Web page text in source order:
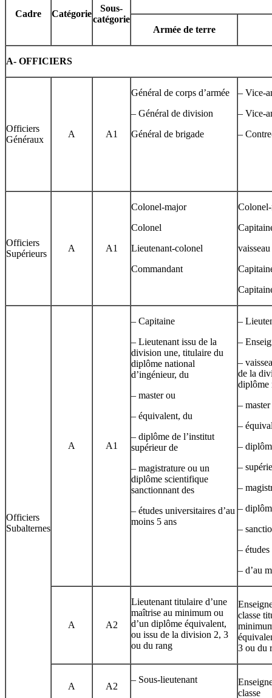
Cadre Catégorie
Sous-
catégorie
Armée de terre
A- OFFICIERS
Officiers
Généraux
A A1
Général de corps d’armée
– Général de division
Général de brigade
– Vice-
– Vice-
–
Officiers
Supérieurs
A A1
Colonel-major
Colonel
Lieutenant-colonel
Commandant
vaisseau
Officiers
Subalternes
A A1
– Capitaine
– Lieutenant issu de la
division une, titulaire du
diplôme national
d’ingénieur, du
– master ou
– équivalent, du
– diplôme de l’institut
supérieur de
– magistrature ou un
diplôme scientifique
sanctionnant des
– études universitaires d’au
moins 5 ans
–
–
–
de la
diplôme
–
–
–
–
–
–
–
–
– d’au
A A2
Lieutenant titulaire d’une
maîtrise au minimum ou
d’un diplôme équivalent,
ou issu de la division 2, 3
ou du rang
classe
3 ou du
A A2
– Sous-lieutenant
classe